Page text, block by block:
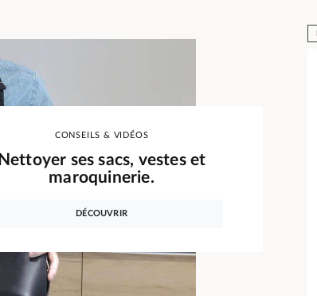
CONSEILS & VIDÉOS
Nettoyer ses sacs, vestes et
maroquinerie.
DÉCOUVRIR